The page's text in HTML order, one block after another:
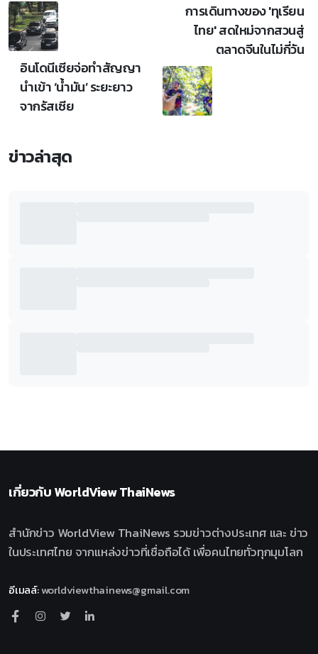
อินโดนีเซียจ่อทำสัญญา
นำเข้า ‘น้ำมัน’ ระยะยาว
จากรัสเซีย
การเดินทางของ 'ทุเรียน
ไทย' สดใหม่จากสวนสู่
ตลาดจีนในไม่กี่วัน
ข่าวล่าสุด
เกี่ยวกับWorldView ThaiNews
สำนักข่าว WorldView ThaiNews รวมข่าวต่างประเทศ และ ข่าว
ในประเทศไทย จากแหล่งข่าวที่เชื่อถือได้ เพื่อคนไทยทั่วทุกมุมโลก
อีเมลล์:worldviewthainews@gmail.com